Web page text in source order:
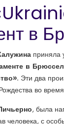
в
приняла
в
. Эти два
во
, была
человека, с